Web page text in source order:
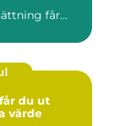
får
värde